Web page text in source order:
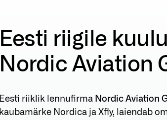
Eesti riigile
Nordic Aviation
Eesti riiklik lennufirma Nordic Aviation
kaubamärke Nordica ja Xfly, laiendab